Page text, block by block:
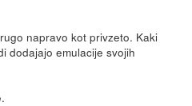
napravo kot privzeto. Kaki
dodajajo emulacije svojih